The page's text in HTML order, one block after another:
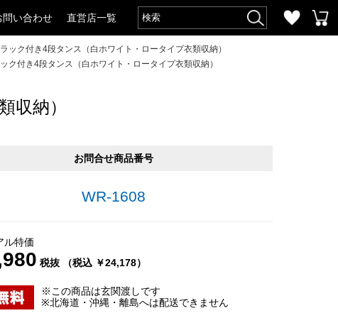
問い合わせ 直営店一覧
ック付き4段タンス（白ホワイト・ロータイプ衣類収納）
ク付き4段タンス（白ホワイト・ロータイプ衣類収納）
収納）
お問合せ商品番号
WR-1608
ル特価
税抜 （税込 ￥24,178）
※この商品は玄関渡しです
※北海道・沖縄・離島へは配送できません